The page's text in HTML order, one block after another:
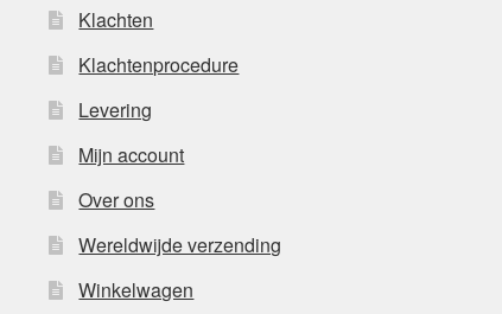
Klachten
Klachtenprocedure
Levering
Mijn account
Over ons
Wereldwijde verzending
Winkelwagen